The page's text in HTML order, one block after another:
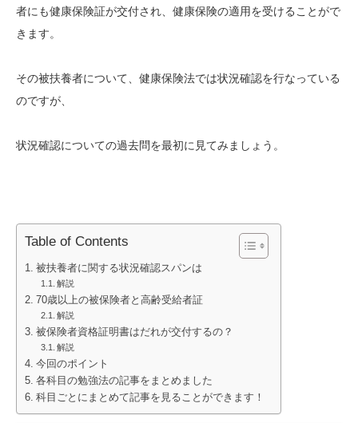
者にも健康保険証が交付され、健康保険の適用を受けることがで
きます。
その被扶養者について、健康保険法では状況確認を行なっている
のですが、
状況確認についての過去問を最初に見てみましょう。
Table of Contents
被扶養者に関する状況確認スパンは
解説
70歳以上の被保険者と高齢受給者証
解説
被保険者資格証明書はだれが交付するの？
解説
今回のポイント
各科目の勉強法の記事をまとめました
科目ごとにまとめて記事を見ることができます！